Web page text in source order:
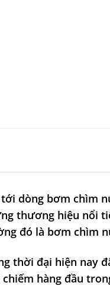
dòng bơm chìm
thương hiệu nổi
đó là bơm chìm
thời đại hiện nay
hàng đầu